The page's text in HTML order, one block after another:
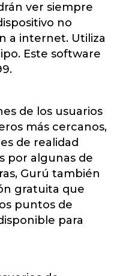
ver siempre
no
a internet. Utiliza
Este software
de los usuarios
más cercanos,
de realidad
por algunas de
Gurú también
gratuita que
puntos de
para